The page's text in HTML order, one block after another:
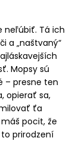
neľúbiť. Tá ich
a „naštvaný“
Mopsy sú
– presne ten
opierať sa,
ťa
pocit, že
prirodzení